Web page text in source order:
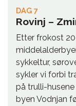
DAG 7
Rovinj –
Etter frokost
sykkeltur,
sykler vi forbi
på trulli-husene
byen Vodnjan